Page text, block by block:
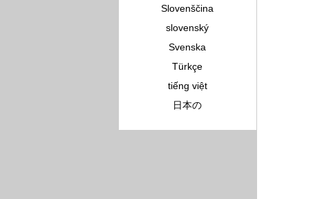
Slovenščina
slovenský
Svenska
Türkçe
tiếng việt
日本の